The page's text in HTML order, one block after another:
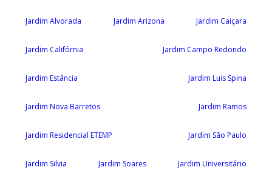
Jardim Alvorada Jardim Arizona Jardim Caiçara
Jardim Califórnia Jardim Campo Redondo
Jardim Estância Jardim Luis Spina
Jardim Nova Barretos Jardim Ramos
Jardim Residencial ETEMP Jardim São Paulo
Jardim Silvia Jardim Soares Jardim Universitário